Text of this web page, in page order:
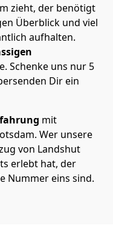
zieht, der benötigt
Überblick und viel
aufhalten.
Schenke uns nur 5
Dir ein
mit
Wer unsere
von Landshut
erlebt hat, der
Nummer eins sind.